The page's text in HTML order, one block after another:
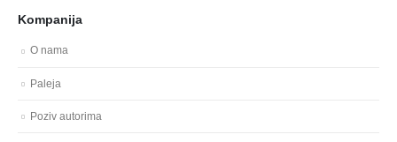
Kompanija
O nama
Paleja
Poziv autorima